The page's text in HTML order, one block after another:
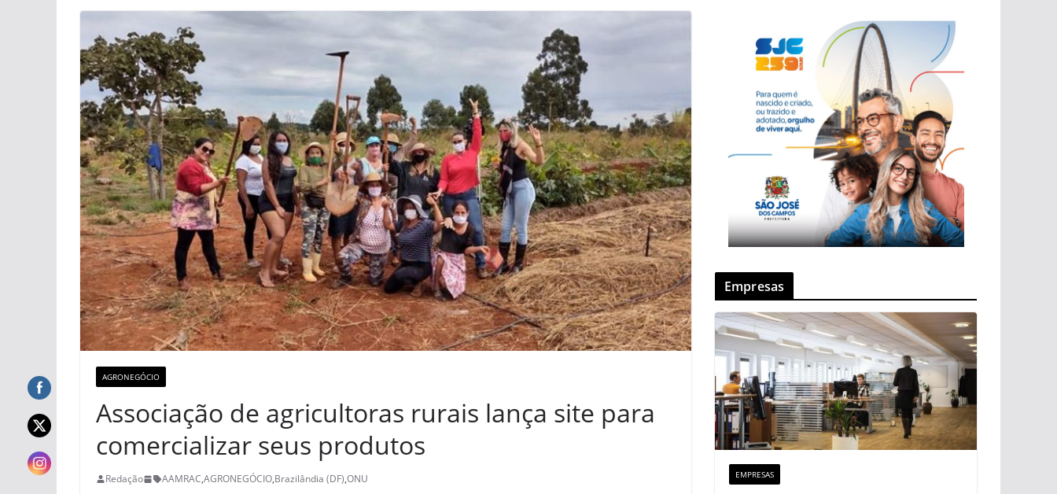
AGRONEGÓCIO
Associação de agricultoras rurais lança site para
comercializar seus produtos
Redação AAMRAC,AGRONEGÓCIO,Brazilândia (DF),ONU
Empresas
EMPRESAS